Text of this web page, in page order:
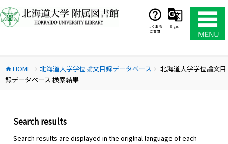
ン
テ
ス
キ
よくある
ご質問
English
home HOME chevron_right 北海道大学学位論文目録データベース chevron_right
北海道大学学位論文目
録データベース 検索結果
Search results
Search results are displayed in the origlnal language of each